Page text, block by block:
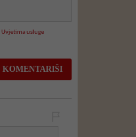
Uvjetima usluge